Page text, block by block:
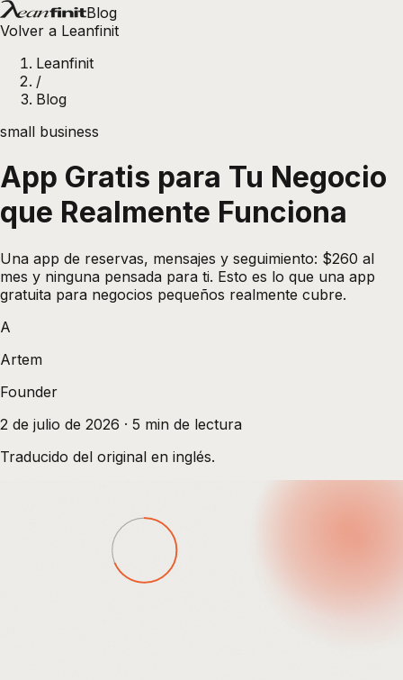
Blog
Volver a Leanfinit
Leanfinit
/
Blog
small business
App Gratis para Tu Negocio
que Realmente Funciona
Una app de reservas, mensajes y seguimiento: $260 al
mes y ninguna pensada para ti. Esto es lo que una app
gratuita para negocios pequeños realmente cubre.
A
Artem
Founder
2 de julio de 2026 · 5 min de lectura
Traducido del original en inglés.